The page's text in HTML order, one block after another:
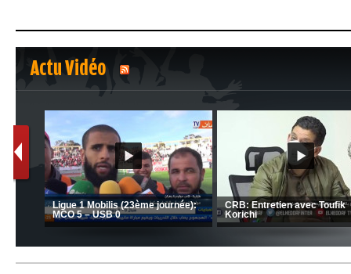
Actu Vidéo
1 2
CRB: Entretien avec Toufik
Korichi
Ligue 1 Mobilis (23ème journée):
MCO 5 – USB 0